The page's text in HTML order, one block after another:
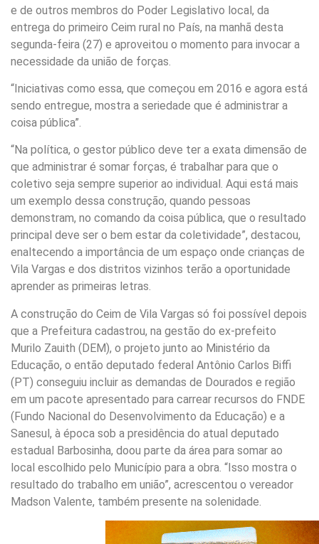
e de outros membros do Poder Legislativo local, da
entrega do primeiro Ceim rural no País, na manhã desta
segunda-feira (27) e aproveitou o momento para invocar a
necessidade da união de forças.
“Iniciativas como essa, que começou em 2016 e agora está
sendo entregue, mostra a seriedade que é administrar a
coisa pública”.
“Na política, o gestor público deve ter a exata dimensão de
que administrar é somar forças, é trabalhar para que o
coletivo seja sempre superior ao individual. Aqui está mais
um exemplo dessa construção, quando pessoas
demonstram, no comando da coisa pública, que o resultado
principal deve ser o bem estar da coletividade”, destacou,
enaltecendo a importância de um espaço onde crianças de
Vila Vargas e dos distritos vizinhos terão a oportunidade
aprender as primeiras letras.
A construção do Ceim de Vila Vargas só foi possível depois
que a Prefeitura cadastrou, na gestão do ex-prefeito
Murilo Zauith (DEM), o projeto junto ao Ministério da
Educação, o então deputado federal Antônio Carlos Biffi
(PT) conseguiu incluir as demandas de Dourados e região
em um pacote apresentado para carrear recursos do FNDE
(Fundo Nacional do Desenvolvimento da Educação) e a
Sanesul, à época sob a presidência do atual deputado
estadual Barbosinha, doou parte da área para somar ao
local escolhido pelo Município para a obra. “Isso mostra o
resultado do trabalho em união”, acrescentou o vereador
Madson Valente, também presente na solenidade.